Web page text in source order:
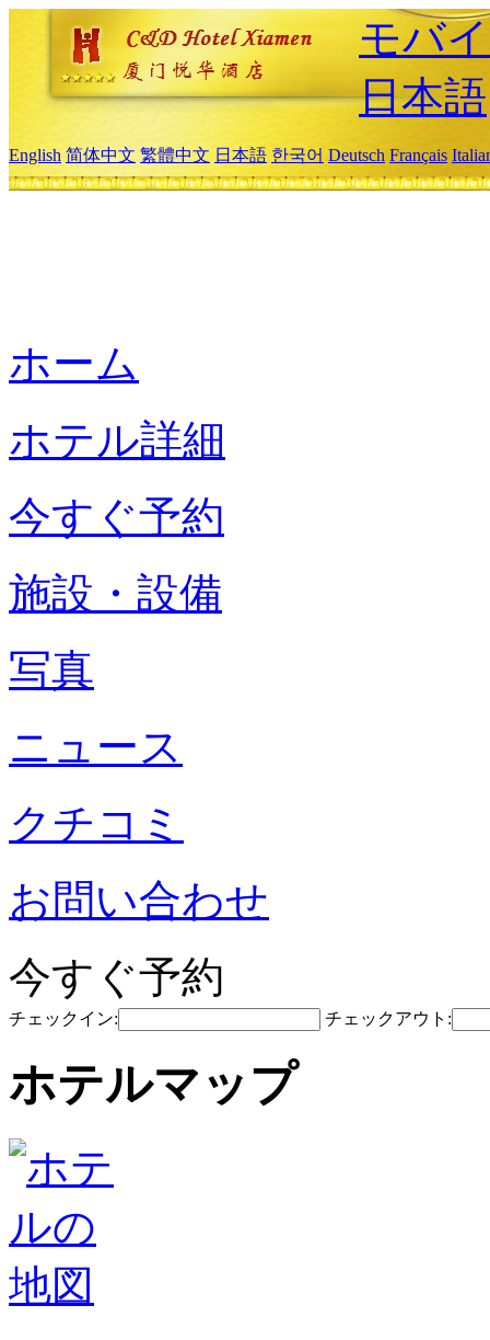
モバ
日本語
English 简体中文 繁體中文 日本語 한국어 Deutsch Français
ホーム
ホテル詳細
今すぐ予約
施設・設備
写真
ニュース
クチコミ
お問い合わせ
今すぐ予約
チェックイン: チェックアウト:
ホテルマップ